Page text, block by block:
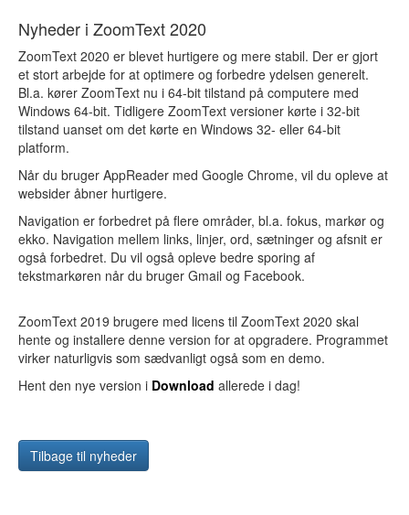
Nyheder i ZoomText 2020
ZoomText 2020 er blevet hurtigere og mere stabil. Der er gjort
et stort arbejde for at optimere og forbedre ydelsen generelt.
Bl.a. kører ZoomText nu i 64-bit tilstand på computere med
Windows 64-bit. Tidligere ZoomText versioner kørte i 32-bit
tilstand uanset om det kørte en Windows 32- eller 64-bit
platform.
Når du bruger AppReader med Google Chrome, vil du opleve at
websider åbner hurtigere.
Navigation er forbedret på flere områder, bl.a. fokus, markør og
ekko. Navigation mellem links, linjer, ord, sætninger og afsnit er
også forbedret. Du vil også opleve bedre sporing af
tekstmarkøren når du bruger Gmail og Facebook.
ZoomText 2019 brugere med licens til ZoomText 2020 skal
hente og installere denne version for at opgradere. Programmet
virker naturligvis som sædvanligt også som en demo.
Hent den nye version i Download allerede i dag!
Tilbage til nyheder